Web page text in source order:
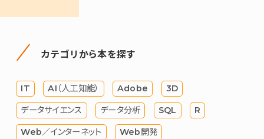
カテゴリから本を探す
IT AI（人工知能） Adobe 3D
データサイエンス データ分析 SQL R
Web／インターネット Web開発